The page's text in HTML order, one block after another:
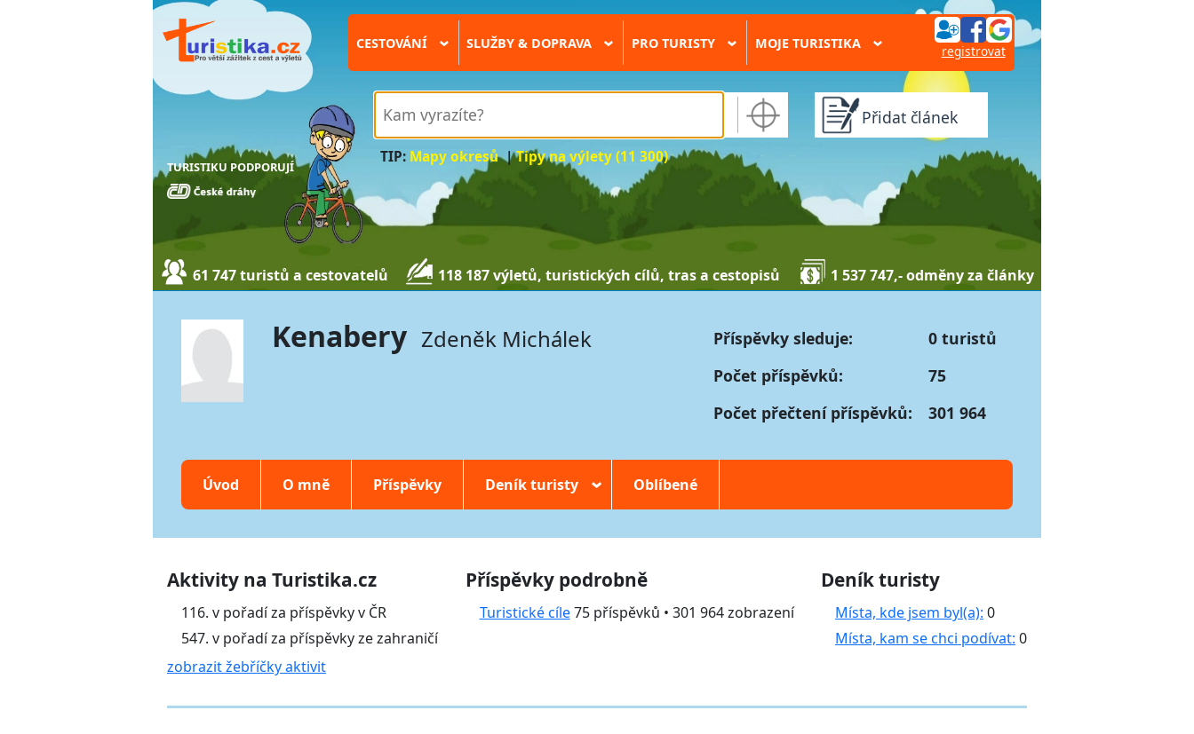
TURISTIKU PODPORUJÍ
CESTOVÁNÍ › SLUŽBY & DOPRAVA › PRO TURISTY › MOJE TURISTIKA › registrovat
TIP: Mapy okresů|Tipy na výlety (11 300)
Přidat článek
61 747 turistů a cestovatelů 118 187 výletů, turistických cílů, tras a cestopisů 1 537 747,- odměny za články
Kenabery Zdeněk Michálek Příspěvky sleduje:
0 turistů
Počet příspěvků:
75
Počet přečtení příspěvků:
301 964
Úvod O mně Příspěvky Deník turisty › Oblíbené
Aktivity na Turistika.cz
116. v pořadí za příspěvky v ČR
547. v pořadí za příspěvky ze zahraničí
zobrazit žebříčky aktivit
Příspěvky podrobně
Turistické cíle75 příspěvků • 301 964 zobrazení
Deník turisty
Místa, kde jsem byl(a): 0
Místa, kam se chci podívat: 0